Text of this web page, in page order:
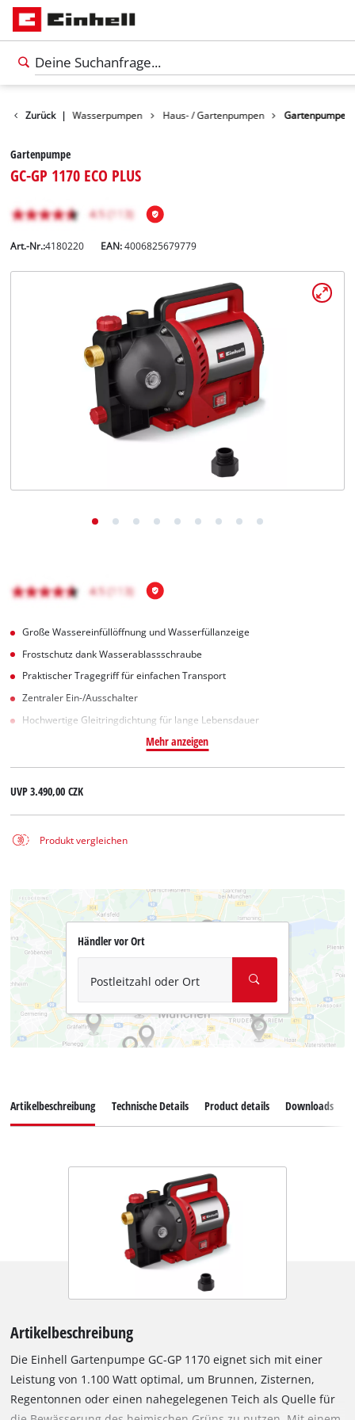
Zurück |
Produkte Wasserpumpen Haus- / Gartenpumpen Gartenpumpe
Gartenpumpe
GC-GP 1170 ECO PLUS
Art.-Nr.:4180220 EAN:4006825679779
Große Wassereinfüllöffnung und Wasserfüllanzeige
Frostschutz dank Wasserablassschraube
Praktischer Tragegriff für einfachen Transport
Zentraler Ein-/Ausschalter
Hochwertige Gleitringdichtung für lange Lebensdauer
Mehr anzeigen
UVP3.490,00 CZK
Produkt vergleichen
Händler vor Ort
Postleitzahl oder Ort
Artikelbeschreibung Technische Details Product details Downloads
Artikelbeschreibung
Die Einhell Gartenpumpe GC-GP 1170 eignet sich mit einer
Leistung von 1.100 Watt optimal, um Brunnen, Zisternen,
Regentonnen oder einen nahegelegenen Teich als Quelle für